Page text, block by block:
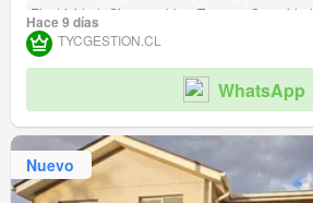
Electricidad Sin amueblar Terraza Seguridad
Área para niños Ascensor
Acceso para personas con discapacidad
Hace 9 días
TYCGESTION.CL
WhatsApp
Nuevo